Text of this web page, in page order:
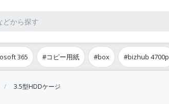
365 #コピー用紙 #box #bizhub 4700p
3.5型HDDケージ